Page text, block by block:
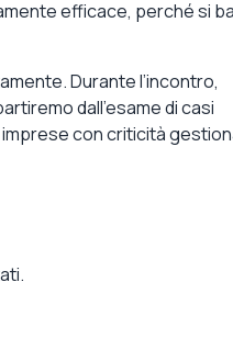
efficace, perché si
. Durante l’incontro,
dall’esame di casi
con criticità